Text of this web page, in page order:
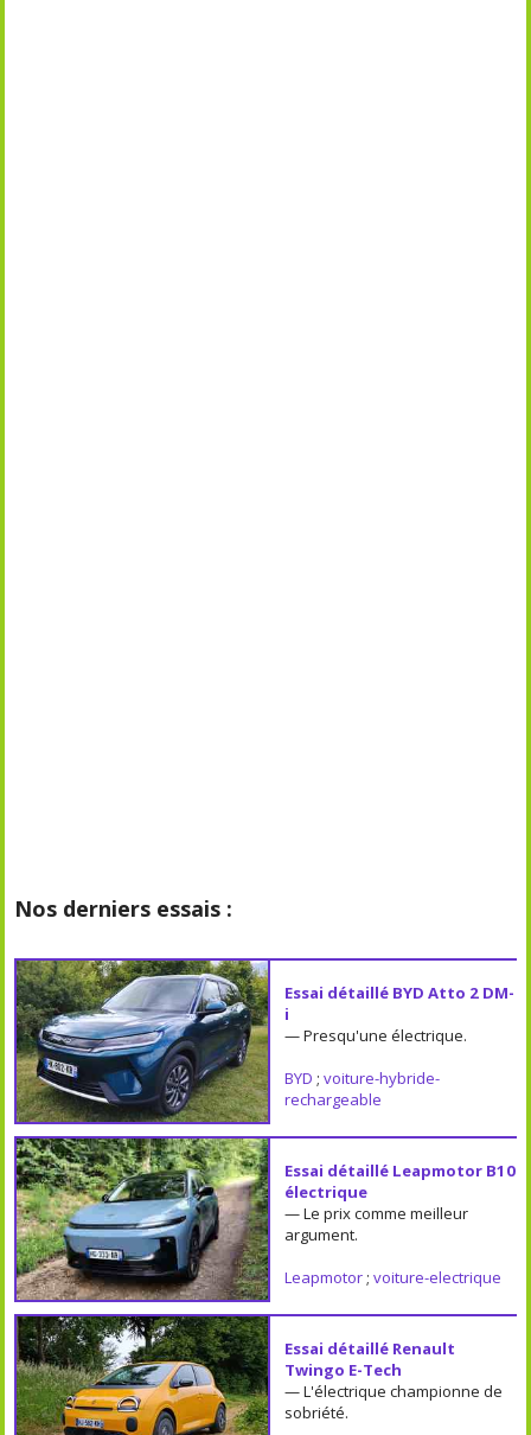
Nos derniers essais :
Essai détaillé BYD Atto 2 DM-
i
— Presqu'une électrique.
BYD ; voiture-hybride-
rechargeable
Essai détaillé Leapmotor B10
électrique
— Le prix comme meilleur
argument.
Leapmotor; voiture-electrique
Essai détaillé Renault
Twingo E-Tech
— L'électrique championne de
sobriété.